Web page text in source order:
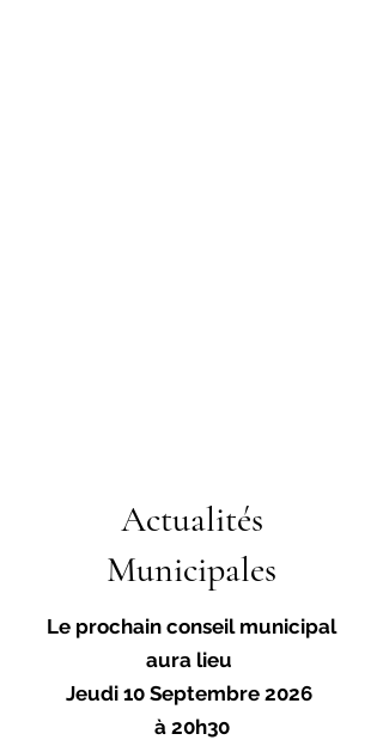
Actualités
Municipales
Le prochain conseil municipal
aura lieu
Jeudi 10 Septembre 2026
à 20h30